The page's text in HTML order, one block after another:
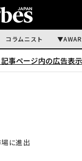
コラムニスト
記事ページ内の広告表
に進出